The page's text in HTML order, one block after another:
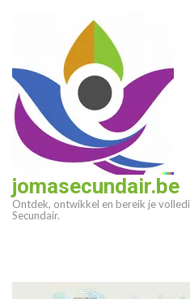
(druk
enter)
jomasecundair.be
Ontdek, ontwikkel en bereik je
Secundair.